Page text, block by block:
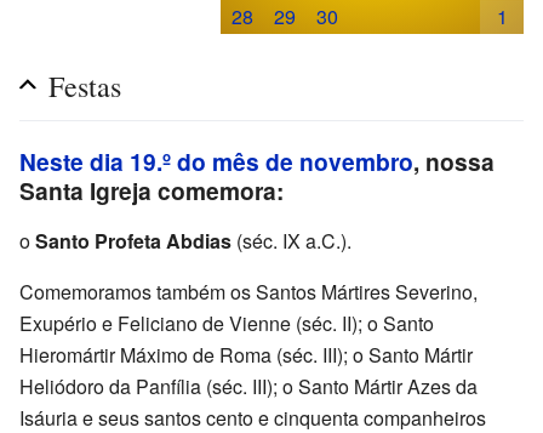
28
29 30 1
Festas
Neste dia 19.º do mês de novembro, nossa
Santa Igreja comemora:
oSanto Profeta Abdias (séc. IX a.C.).
Comemoramos também os Santos Mártires Severino,
Exupério e Feliciano de Vienne (séc. II); o Santo
Hieromártir Máximo de Roma (séc. III); o Santo Mártir
Heliódoro da Panfília (séc. III); o Santo Mártir Azes da
Isáuria e seus santos cento e cinquenta companheiros